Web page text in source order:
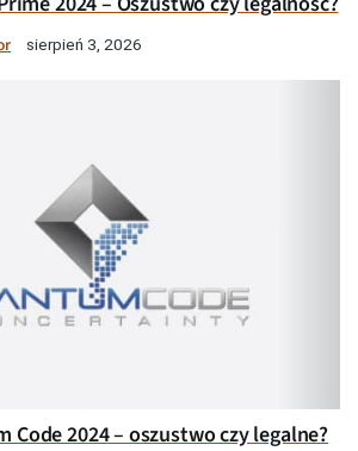
sierpień 3, 2026
Code 2024 – oszustwo czy legalne?